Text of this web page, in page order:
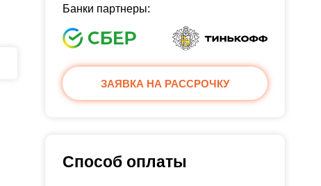
Банки партнеры:
ЗАЯВКА НА РАССРОЧКУ
Способ оплаты